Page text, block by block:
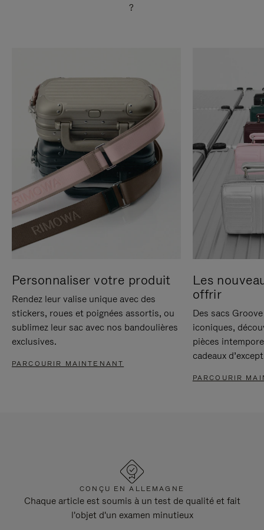
?
Personnaliser votre produit
Rendez leur valise unique avec des
stickers, roues et poignées assortis, ou
sublimez leur sac avec nos bandoulières
exclusives.
PARCOURIR MAINTENANT
Les
offrir
Des sacs
iconiques,
pièces
cadeaux
PARCOURIR
CONÇU EN ALLEMAGNE
Chaque article est soumis à un test de qualité et fait
l'objet d'un examen minutieux